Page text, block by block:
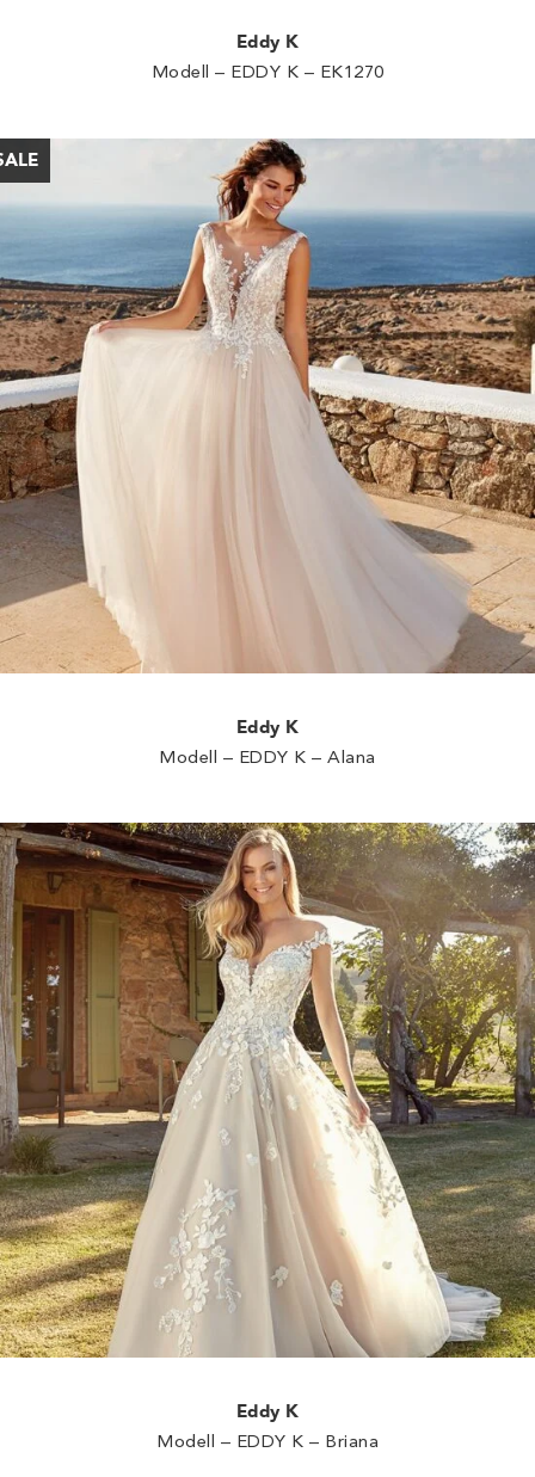
Eddy K
Modell – EDDY K – EK1270
Eddy K
Modell – EDDY K – Alana
Eddy K
Modell – EDDY K – Briana